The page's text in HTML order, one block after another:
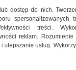
dostęp do nich.
spersonalizowanych
treści.
reklam.
ulepszanie usług.